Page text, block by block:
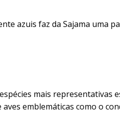
azuis faz da Sajama uma
mais representativas
emblemáticas como o